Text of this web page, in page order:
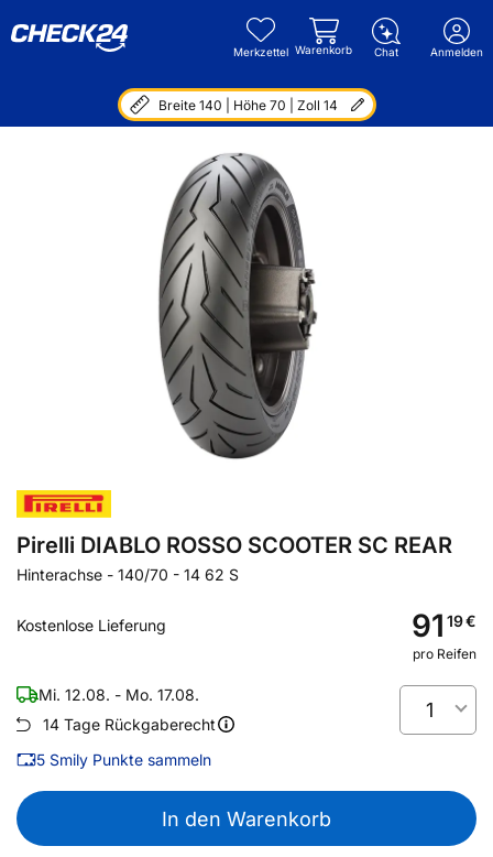
Merkzettel Warenkorb Chat Anmelden
Breite 140 | Höhe 70 | Zoll 14
Pirelli DIABLO ROSSO SCOOTER SC REAR
Hinterachse - 140/70 - 14 62 S
Kostenlose Lieferung 91 19€
pro Reifen
Mi. 12.08. - Mo. 17.08.
14 Tage Rückgaberecht
5 Smily Punkte sammeln
1
In den Warenkorb